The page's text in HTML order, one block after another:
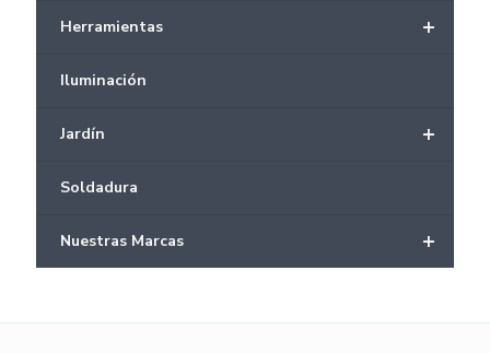
+
Herramientas
Iluminación
+
Jardín
Soldadura
+
Nuestras Marcas